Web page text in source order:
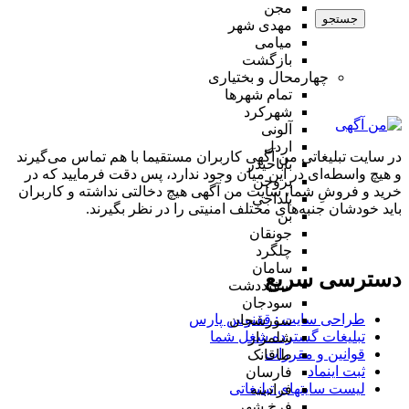
مجن
مهدی شهر
میامی
بازگشت
چهارمحال و بختیاری
تمام شهر‌ها
شهرکرد
آلونی
اردل
باباحیدر
بروجن
بلداجی
بن
جونقان
چلگرد
سامان
سفیددشت
سودجان
سورشجان
شلمزار
طاقانک
فارسان
فرادبنه
جستجو
در سایت تبلیغاتی من آگهی کاربران مستقیما با هم تماس می‌گیرند
و هیچ واسطه‌ای در این میان وجود ندارد، پس دقت فرمایید که در
خرید و فروشِ شما، سایت من آگهی هیچ دخالتی نداشته و کاربران
باید خودشان جنبه‌های مختلف امنیتی را در نظر بگیرند.
دسترسی سریع
طراحی سایت :‌ ققنوس پارس
تبلیغات گسترده شغل شما
قوانین و مقررات
ثبت اینماد
لیست سایتهای تبلیغاتی